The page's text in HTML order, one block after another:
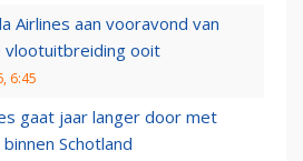
Airlines aan vooravond van
ooit
6:45
gaat jaar langer door met
Schotland